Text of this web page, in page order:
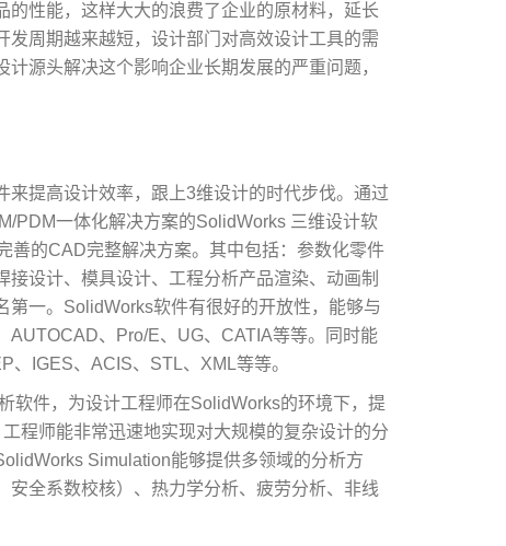
性能，这样大大的浪费了企业的原材料，延长
周期越来越短，设计部门对高效设计工具的需
源头解决这个影响企业长期发展的严重问题，
提高设计效率，跟上3维设计的时代步伐。通过
PDM一体化解决方案的SolidWorks 三维设计软
善的CAD完整解决方案。其中包括：参数化零件
设计、模具设计、工程分析产品渲染、动画制
一。SolidWorks软件有很好的开放性，能够与
AUTOCAD、Pro/E、UG、CATIA等等。同时能
IGES、ACIS、STL、XML等等。
软件，为设计工程师在SolidWorks的环境下，提
程师能非常迅速地实现对大规模的复杂设计的分
Simulation能够提供多领域的分析方
全系数校核）、热力学分析、疲劳分析、非线